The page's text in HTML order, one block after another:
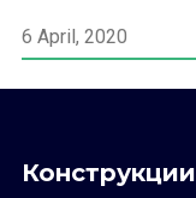
6 April, 2020
Конструкции